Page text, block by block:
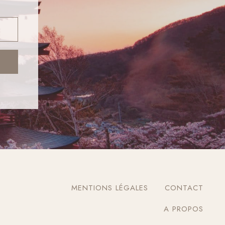
MENTIONS LÉGALES
CONTACT
A PROPOS